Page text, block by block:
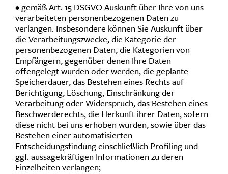
• gemäß Art. 15 DSGVO Auskunft über Ihre von uns
verarbeiteten personenbezogenen Daten zu
verlangen. Insbesondere können Sie Auskunft über
die Verarbeitungszwecke, die Kategorie der
personenbezogenen Daten, die Kategorien von
Empfängern, gegenüber denen Ihre Daten
offengelegt wurden oder werden, die geplante
Speicherdauer, das Bestehen eines Rechts auf
Berichtigung, Löschung, Einschränkung der
Verarbeitung oder Widerspruch, das Bestehen eines
Beschwerderechts, die Herkunft ihrer Daten, sofern
diese nicht bei uns erhoben wurden, sowie über das
Bestehen einer automatisierten
Entscheidungsfindung einschließlich Profiling und
ggf. aussagekräftigen Informationen zu deren
Einzelheiten verlangen;